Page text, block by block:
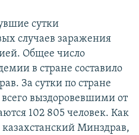
сутки
случаев заражения
Общее число
в стране составило
За сутки по стране
выздоровевшими от
102 805 человек. Как
Минздрав,